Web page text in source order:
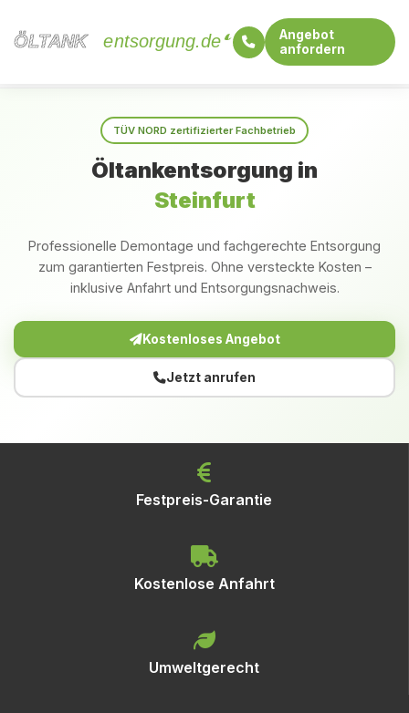
ÖLTANK
ÖLTANK entsorgung.de
Angebot
anfordern
TÜV NORD zertifizierter Fachbetrieb
Öltankentsorgung in
Steinfurt
Professionelle Demontage und fachgerechte Entsorgung
zum garantierten Festpreis. Ohne versteckte Kosten –
inklusive Anfahrt und Entsorgungsnachweis.
Kostenloses Angebot
Jetzt anrufen
Festpreis-Garantie
Kostenlose Anfahrt
Umweltgerecht